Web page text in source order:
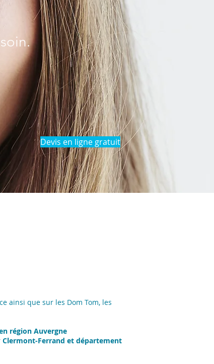
Devis en ligne gratuit
ainsi que sur les Dom Tom, les
région Auvergne
Clermont-Ferrand et département